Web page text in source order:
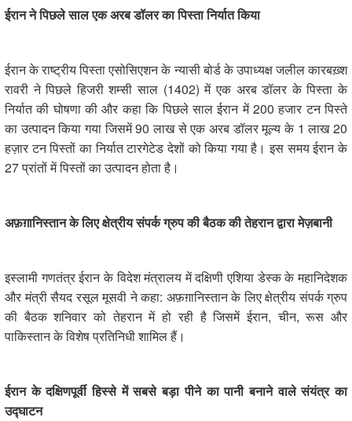
ईरान ने पिछले साल एक अरब डॉलर का पिस्ता निर्यात किया
ईरान के राष्ट्रीय पिस्ता एसोसिएशन के न्यासी बोर्ड के उपाध्यक्ष जलील कारबख़्श
रावरी ने पिछले हिजरी शम्सी साल (1402) में एक अरब डॉलर के पिस्ता के
निर्यात की घोषणा की और कहा कि पिछले साल ईरान में 200 हजार टन पिस्ते
का उत्पादन किया गया जिसमें 90 लाख से एक अरब डॉलर मूल्य के 1 लाख 20
हज़ार टन पिस्तों का निर्यात टारगेटेड देशों को किया गया है। इस समय ईरान के
27 प्रांतों में पिस्तों का उत्पादन होता है।
अफ़ग़ानिस्तान के लिए क्षेत्रीय संपर्क ग्रुप की बैठक की तेहरान द्वारा मेज़बानी
इस्लामी गणतंत्र ईरान के विदेश मंत्रालय में दक्षिणी एशिया डेस्क के महानिदेशक
और मंत्री सैयद रसूल मूसवी ने कहा: अफ़ग़ानिस्तान के लिए क्षेत्रीय संपर्क ग्रुप
की बैठक शनिवार को तेहरान में हो रही है जिसमें ईरान, चीन, रूस और
पाकिस्तान के विशेष प्रतिनिधी शामिल हैं।
ईरान के दक्षिणपूर्वी हिस्से में सबसे बड़ा पीने का पानी बनाने वाले संयंत्र का
उद्घाटन